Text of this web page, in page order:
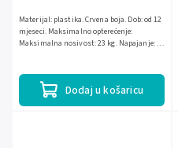
Dodaj u košaricu
Materijal: plastika. Crvena boja. Dob: od 12
mjeseci. Maksimalno opterećenje:
Maksimalna nosivost: 23 kg. Napajanje: 3x